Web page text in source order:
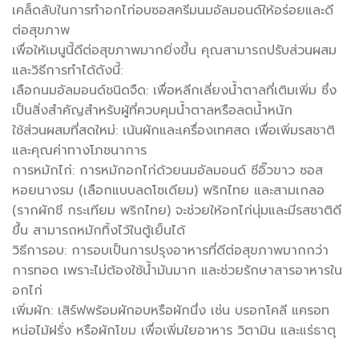
เคล็ดลับในการทำอกไก่อบซอสครีมนมอัลมอนด์ให้อร่อยและดี
ต่อสุขภาพ
เพื่อให้เมนูนี้ดีต่อสุขภาพมากยิ่งขึ้น คุณสามารถปรับส่วนผสม
และวิธีการทำได้ดังนี้:
เลือกนมอัลมอนด์ชนิดจืด: เพื่อหลีกเลี่ยงน้ำตาลที่เติมเพิ่ม ซึ่ง
เป็นสิ่งสำคัญสำหรับผู้ที่ควบคุมน้ำตาลหรือลดน้ำหนัก
ใช้ส่วนผสมที่สดใหม่: เน้นผักและเครื่องเทศสด เพื่อเพิ่มรสชาติ
และคุณค่าทางโภชนาการ
การหมักไก่: การหมักอกไก่ด้วยนมอัลมอนด์ ซีอิ๊วขาว ซอส
หอยนางรม (เลือกแบบลดโซเดียม) พริกไทย และสามเกลอ
(รากผักชี กระเทียม พริกไทย) จะช่วยให้อกไก่นุ่มและมีรสชาติดี
ขึ้น สามารถหมักทิ้งไว้ในตู้เย็นได้
วิธีการอบ: การอบเป็นการปรุงอาหารที่ดีต่อสุขภาพมากกว่า
การทอด เพราะไม่ต้องใช้น้ำมันมาก และช่วยรักษาสารอาหารใน
อกไก่
เพิ่มผัก: เสิร์ฟพร้อมผักอบหรือผักนึ่ง เช่น บรอกโคลี แครอท
หน่อไม้ฝรั่ง หรือผักโขม เพื่อเพิ่มใยอาหาร วิตามิน และแร่ธาตุ